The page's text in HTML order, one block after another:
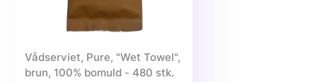
Vådserviet, Pure, "Wet Towel",
brun, 100% bomuld - 480 stk.